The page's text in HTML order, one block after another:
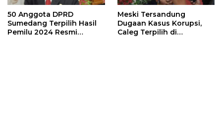
50 Anggota DPRD
Sumedang Terpilih Hasil
Pemilu 2024 Resmi
Meski Tersandung
Dugaan Kasus Korupsi,
Caleg Terpilih di